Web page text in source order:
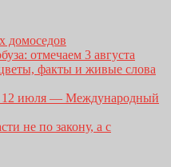
домоседов
отмечаем 3 августа
факты и живые слова
12 июля — Международный
не по закону, а с